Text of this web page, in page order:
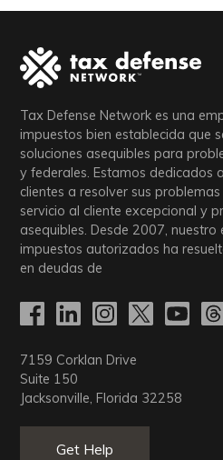
Tax Defense Network es una
impuestos bien establecida que
soluciones asequibles para
y federales. Estamos dedicados
clientes a resolver sus
servicio al cliente excepcional y
asequibles. Desde 2007,
impuestos autorizados ha
en deudas de
7159 Corklan Drive
Suite 150
Jacksonville, Florida 32258
Get Help